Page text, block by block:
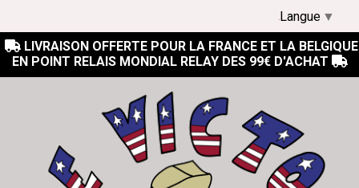
 LIVRAISON OFFERTE POUR LA FRANCE ET LA BELGIQUE
EN POINT RELAIS MONDIAL RELAY DES 99€ D'ACHAT 
Langue ▼